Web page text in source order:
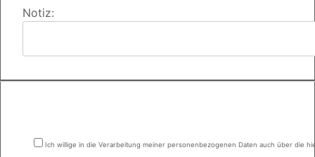
Notiz:
Ich willige in die Verarbeitung meiner personenbezogenen Daten auch über die